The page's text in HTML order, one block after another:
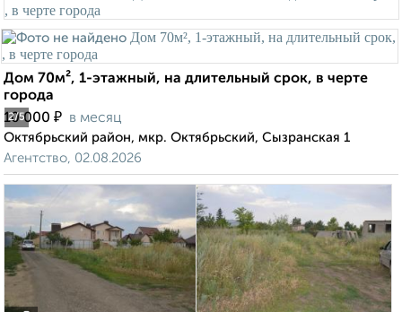
2/5
Дом 70м², 1-этажный, на длительный срок, в черте
города
10 000 ₽ в месяц
Октябрьский район, мкр. Октябрьский, Сызранская 1
Агентство, 02.08.2026